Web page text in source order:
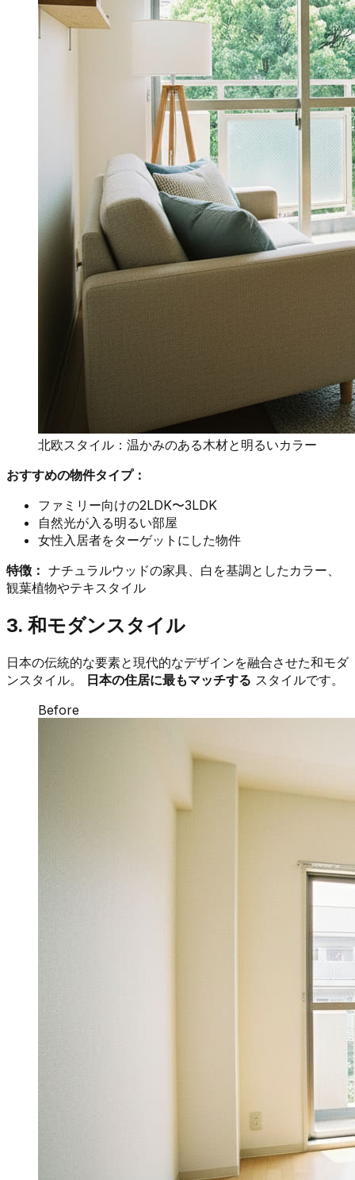
北欧スタイル：温かみのある木材と明るいカラー
おすすめの物件タイプ：
ファミリー向けの2LDK〜3LDK
自然光が入る明るい部屋
女性入居者をターゲットにした物件
特徴： ナチュラルウッドの家具、白を基調としたカラー、
観葉植物やテキスタイル
3. 和モダンスタイル
日本の伝統的な要素と現代的なデザインを融合させた和モダ
ンスタイル。
日本の住居に最もマッチする スタイルです。
Before